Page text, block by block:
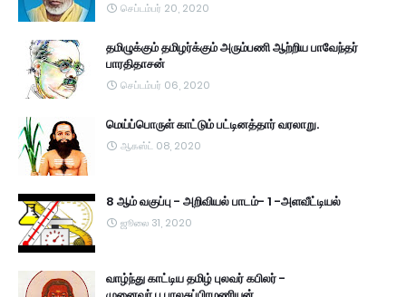
செப்டம்பர் 20, 2020
தமிழுக்கும் தமிழர்க்கும் அரும்பணி ஆற்றிய பாவேந்தர்
பாரதிதாசன்
செப்டம்பர் 06, 2020
மெய்ப்பொருள் காட்டும் பட்டினத்தார் வரலாறு.
ஆகஸ்ட் 08, 2020
8 ஆம் வகுப்பு - அறிவியல் பாடம்- 1 -அளவீட்டியல்
ஜூலை 31, 2020
வாழ்ந்து காட்டிய தமிழ் புலவர் கபிலர் -